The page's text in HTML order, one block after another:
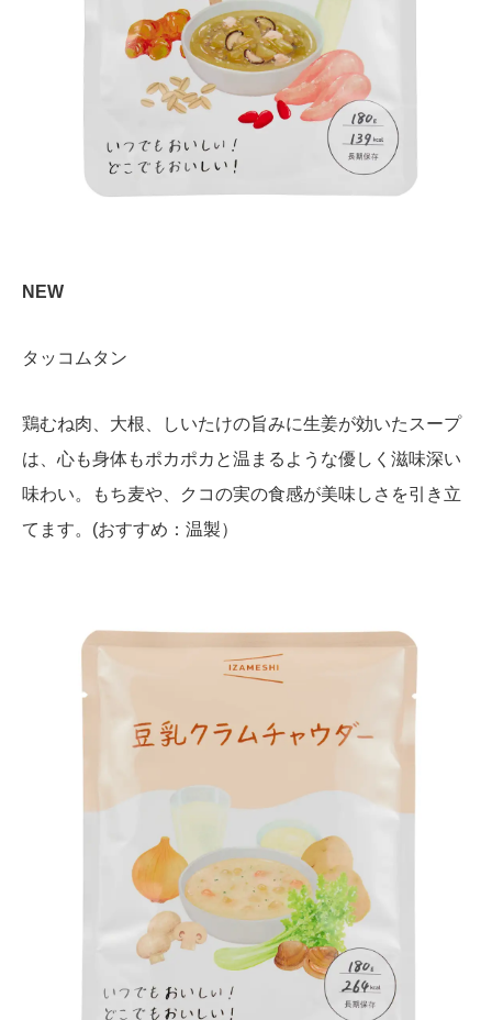
NEW
タッコムタン
鶏むね肉、大根、しいたけの旨みに生姜が効いたスープ
は、心も身体もポカポカと温まるような優しく滋味深い
味わい。もち麦や、クコの実の食感が美味しさを引き立
てます。(おすすめ：温製）